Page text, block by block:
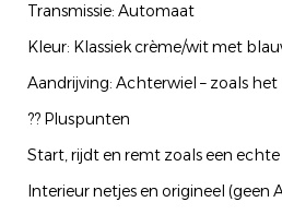
Transmissie: Automaat
Kleur: Klassiek crème/wit met
Aandrijving: Achterwiel – zoals
?? Pluspunten
Start, rijdt en remt zoals een
Interieur netjes en origineel (geen